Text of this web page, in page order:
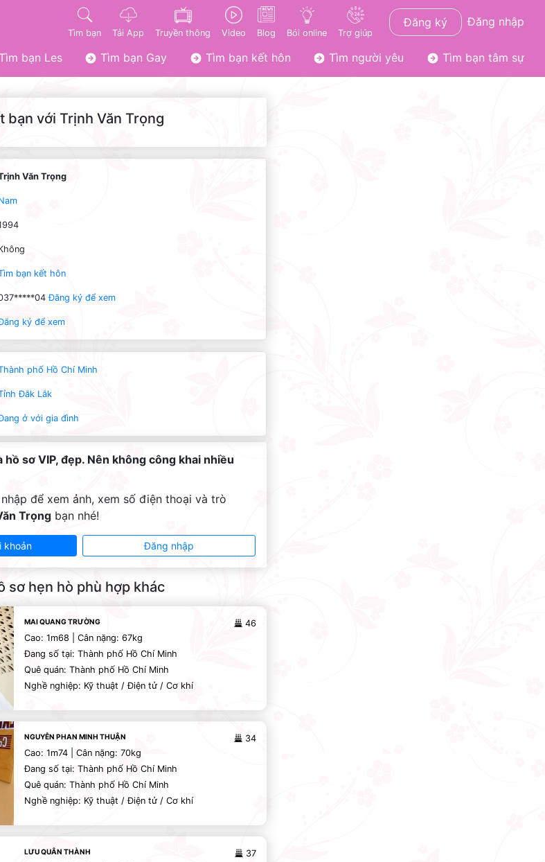
Tìm bạn Tải App Truyền thông Video Blog Bói online Trợ giúp
Đăng ký Đăng nhập
Tìm bạn Les Tìm bạn Gay Tìm bạn kết hôn Tìm người yêu Tìm bạn tâm sự
bạn với Trịnh Văn Trọng
Văn Trọng
bạn kết hôn
Đăng ký để xem
ký để xem
phố Hồ Chí Minh
Đắk Lắk
ở với gia đình
hồ sơ VIP, đẹp. Nên không công khai nhiều
để xem ảnh, xem số điện thoại và trò
Trọng bạn nhé!
khoản Đăng nhập
sơ hẹn hò phù hợp khác
46
MAI QUANG TRƯỜNG
Cao: 1m68 | Cân nặng: 67kg
Đang số tại: Thành phố Hồ Chí Minh
Quê quán: Thành phố Hồ Chí Minh
Nghề nghiệp: Kỹ thuật / Điện tử / Cơ khí
34
NGUYỄN PHAN MINH THUẬN
Cao: 1m74 | Cân nặng: 70kg
Đang số tại: Thành phố Hồ Chí Minh
Quê quán: Thành phố Hồ Chí Minh
Nghề nghiệp: Kỹ thuật / Điện tử / Cơ khí
37
LƯU QUÂN THÀNH